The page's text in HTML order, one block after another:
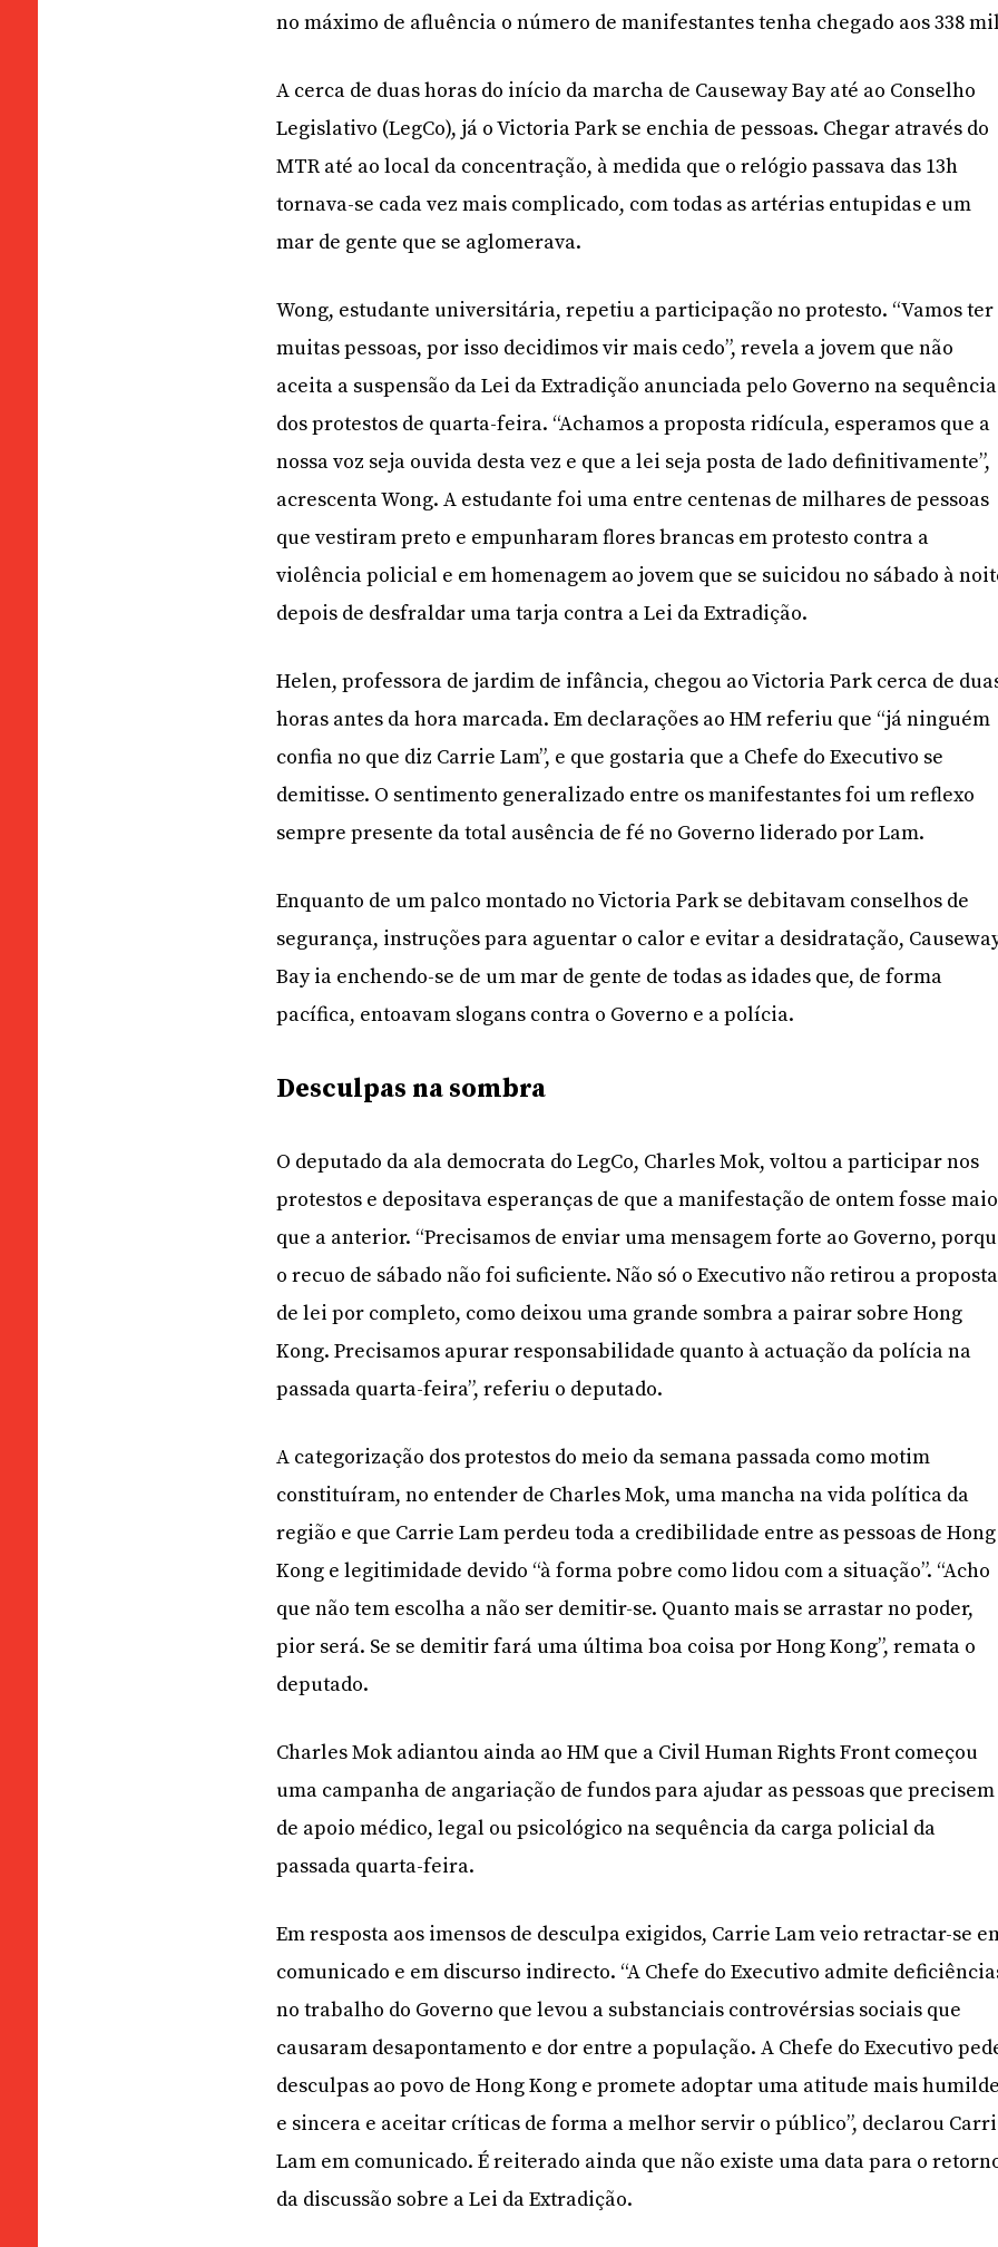
no máximo de afluência o número de manifestantes tenha chegado aos 338
A cerca de duas horas do início da marcha de Causeway Bay até ao Conselho
Legislativo (LegCo), já o Victoria Park se enchia de pessoas. Chegar através do
MTR até ao local da concentração, à medida que o relógio passava das 13h
tornava-se cada vez mais complicado, com todas as artérias entupidas e um
mar de gente que se aglomerava.
Wong, estudante universitária, repetiu a participação no protesto. “Vamos ter
muitas pessoas, por isso decidimos vir mais cedo”, revela a jovem que não
aceita a suspensão da Lei da Extradição anunciada pelo Governo na sequência
dos protestos de quarta-feira. “Achamos a proposta ridícula, esperamos que a
nossa voz seja ouvida desta vez e que a lei seja posta de lado definitivamente”,
acrescenta Wong. A estudante foi uma entre centenas de milhares de pessoas
que vestiram preto e empunharam flores brancas em protesto contra a
violência policial e em homenagem ao jovem que se suicidou no sábado à
depois de desfraldar uma tarja contra a Lei da Extradição.
Helen, professora de jardim de infância, chegou ao Victoria Park cerca de
horas antes da hora marcada. Em declarações ao HM referiu que “já ninguém
confia no que diz Carrie Lam”, e que gostaria que a Chefe do Executivo se
demitisse. O sentimento generalizado entre os manifestantes foi um reflexo
sempre presente da total ausência de fé no Governo liderado por Lam.
Enquanto de um palco montado no Victoria Park se debitavam conselhos de
segurança, instruções para aguentar o calor e evitar a desidratação,
Bay ia enchendo-se de um mar de gente de todas as idades que, de forma
pacífica, entoavam slogans contra o Governo e a polícia.
Desculpas na sombra
O deputado da ala democrata do LegCo, Charles Mok, voltou a participar nos
protestos e depositava esperanças de que a manifestação de ontem fosse
que a anterior. “Precisamos de enviar uma mensagem forte ao Governo,
o recuo de sábado não foi suficiente. Não só o Executivo não retirou a proposta
de lei por completo, como deixou uma grande sombra a pairar sobre Hong
Kong. Precisamos apurar responsabilidade quanto à actuação da polícia na
passada quarta-feira”, referiu o deputado.
A categorização dos protestos do meio da semana passada como motim
constituíram, no entender de Charles Mok, uma mancha na vida política da
região e que Carrie Lam perdeu toda a credibilidade entre as pessoas de Hong
Kong e legitimidade devido “à forma pobre como lidou com a situação”. “Acho
que não tem escolha a não ser demitir-se. Quanto mais se arrastar no poder,
pior será. Se se demitir fará uma última boa coisa por Hong Kong”, remata o
deputado.
Charles Mok adiantou ainda ao HM que a Civil Human Rights Front começou
uma campanha de angariação de fundos para ajudar as pessoas que precisem
de apoio médico, legal ou psicológico na sequência da carga policial da
passada quarta-feira.
Em resposta aos imensos de desculpa exigidos, Carrie Lam veio retractar-se
comunicado e em discurso indirecto. “A Chefe do Executivo admite
no trabalho do Governo que levou a substanciais controvérsias sociais que
causaram desapontamento e dor entre a população. A Chefe do Executivo
desculpas ao povo de Hong Kong e promete adoptar uma atitude mais
e sincera e aceitar críticas de forma a melhor servir o público”, declarou
Lam em comunicado. É reiterado ainda que não existe uma data para o
da discussão sobre a Lei da Extradição.